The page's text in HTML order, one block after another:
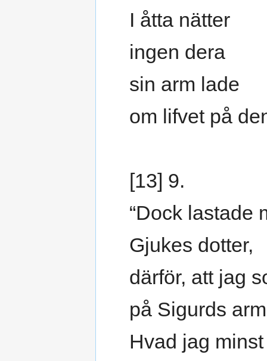
I åtta nätter
ingen dera
sin arm lade
om lifvet på
[13] 9.
“Dock lastade
Gjukes dotter,
därför, att jag
på Sigurds
Hvad jag